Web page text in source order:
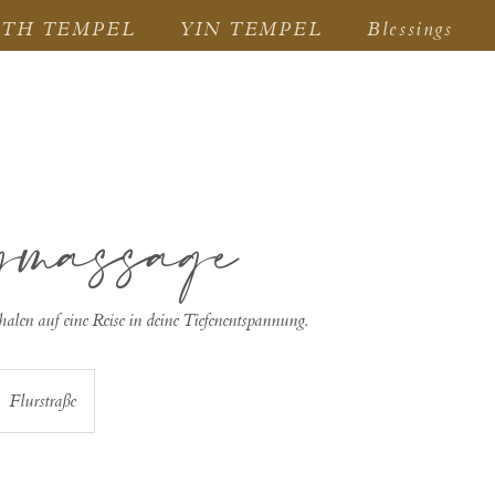
TEMPEL YIN TEMPEL Blessings
auf eine Reise in deine Tiefenentspannung.
Flurstraße